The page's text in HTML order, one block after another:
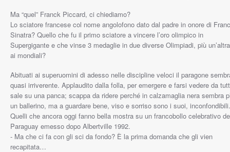
Ma “quel” Franck Piccard, ci chiediamo?
Lo sciatore francese col nome angolofono dato dal padre in onore di
Sinatra? Quello che fu il primo sciatore a vincere l’oro olimpico in
Supergigante e che vinse 3 medaglie in due diverse Olimpiadi, più un’altra
ai mondiali?
Abituati ai superuomini di adesso nelle discipline veloci il paragone
quasi irriverente. Applaudito dalla folla, per emergere e farsi vedere da
sale su una panca; scappa da ridere perché in calzamaglia nera sembra
un ballerino, ma a guardare bene, viso e sorriso sono i suoi, inconfondibili.
Quelli che ancora oggi fanno bella mostra su un francobollo celebrativo
Paraguay emesso dopo Albertville 1992.
- Ma che ci fa con gli sci da fondo? È la prima domanda che gli vien
recapitata…